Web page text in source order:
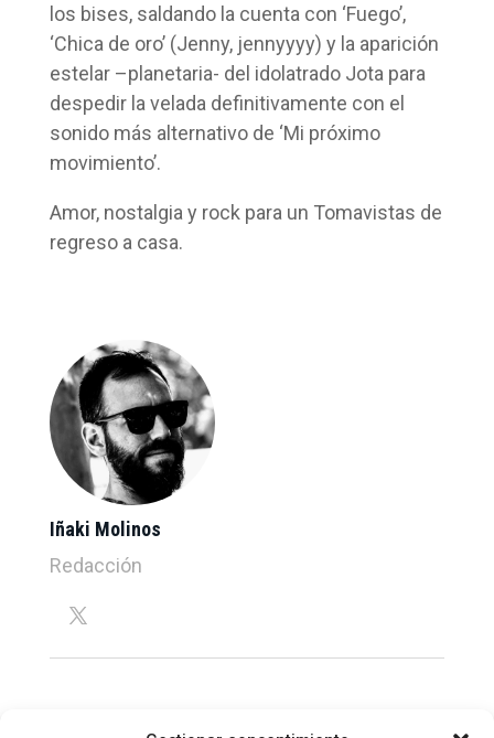
los bises, saldando la cuenta con ‘Fuego’,
‘Chica de oro’ (Jenny, jennyyyy) y la aparición
estelar –planetaria- del idolatrado Jota para
despedir la velada definitivamente con el
sonido más alternativo de ‘Mi próximo
movimiento’.
Amor, nostalgia y rock para un Tomavistas de
regreso a casa.
Iñaki Molinos
Redacción